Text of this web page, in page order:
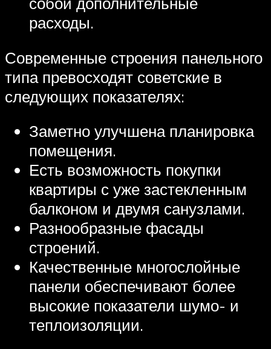
расходы.
Современные строения панельного
типа превосходят советские в
следующих показателях:
Заметно улучшена планировка
помещения.
Есть возможность покупки
квартиры с уже застекленным
балконом и двумя санузлами.
Разнообразные фасады
строений.
Качественные многослойные
панели обеспечивают более
высокие показатели шумо- и
теплоизоляции.